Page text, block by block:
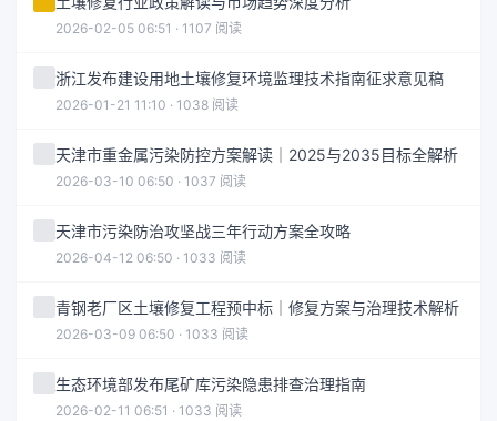
2026-02-05 06:51 · 1107 阅读
浙江发布建设用地土壤修复环境监理技术指南征求意见稿
2026-01-21 11:10 · 1038 阅读
天津市重金属污染防控方案解读｜2025与2035目标全解析
2026-03-10 06:50 · 1037 阅读
天津市污染防治攻坚战三年行动方案全攻略
2026-04-12 06:50 · 1033 阅读
青钢老厂区土壤修复工程预中标｜修复方案与治理技术解析
2026-03-09 06:50 · 1033 阅读
生态环境部发布尾矿库污染隐患排查治理指南
2026-02-11 06:51 · 1033 阅读